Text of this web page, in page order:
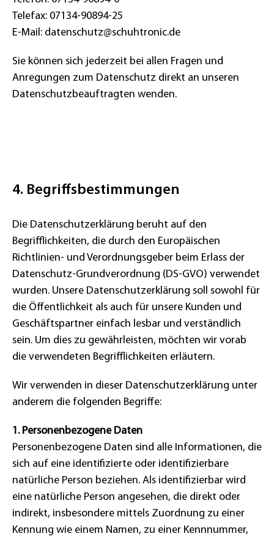
Telefax: 07134-90894-25
E-Mail: datenschutz@schuhtronic.de
Sie können sich jederzeit bei allen Fragen und
Anregungen zum Datenschutz direkt an unseren
Datenschutzbeauftragten wenden.
4. Begriffsbestimmungen
Die Datenschutzerklärung beruht auf den
Begrifflichkeiten, die durch den Europäischen
Richtlinien- und Verordnungsgeber beim Erlass der
Datenschutz-Grundverordnung (DS-GVO) verwendet
wurden. Unsere Datenschutzerklärung soll sowohl für
die Öffentlichkeit als auch für unsere Kunden und
Geschäftspartner einfach lesbar und verständlich
sein. Um dies zu gewährleisten, möchten wir vorab
die verwendeten Begrifflichkeiten erläutern.
Wir verwenden in dieser Datenschutzerklärung unter
anderem die folgenden Begriffe:
1. Personenbezogene Daten
Personenbezogene Daten sind alle Informationen, die
sich auf eine identifizierte oder identifizierbare
natürliche Person beziehen. Als identifizierbar wird
eine natürliche Person angesehen, die direkt oder
indirekt, insbesondere mittels Zuordnung zu einer
Kennung wie einem Namen, zu einer Kennnummer,